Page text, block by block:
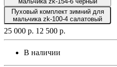
Пуховый комплект зимний для
мальчика zk-100-4 салатовый
25 000 р. 12 500 р.
В наличии